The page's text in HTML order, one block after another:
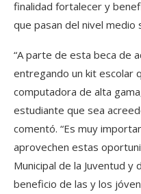
finalidad fortalecer y
que pasan del nivel medio
“A parte de esta beca de
entregando un kit escolar
computadora de alta
estudiante que sea
comentó. “Es muy
aprovechen estas
Municipal de la Juventud y
beneficio de las y los